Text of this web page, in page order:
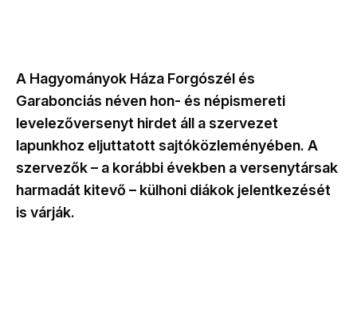
A Hagyományok Háza Forgószél és
Garabonciás néven hon- és népismereti
levelezőversenyt hirdet áll a szervezet
lapunkhoz eljuttatott sajtóközleményében. A
szervezők – a korábbi években a versenytársak
harmadát kitevő – külhoni diákok jelentkezését
is várják.